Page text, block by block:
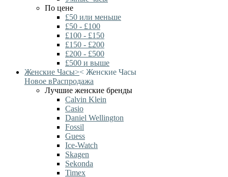
По цене
£50 или меньше
£50 - £100
£100 - £150
£150 - £200
£200 - £500
£500 и выше
Женские Часы>< Женские Часы
Новое вРаспродажа
Лучшие женские бренды
Calvin Klein
Casio
Daniel Wellington
Fossil
Guess
Ice-Watch
Skagen
Sekonda
Timex